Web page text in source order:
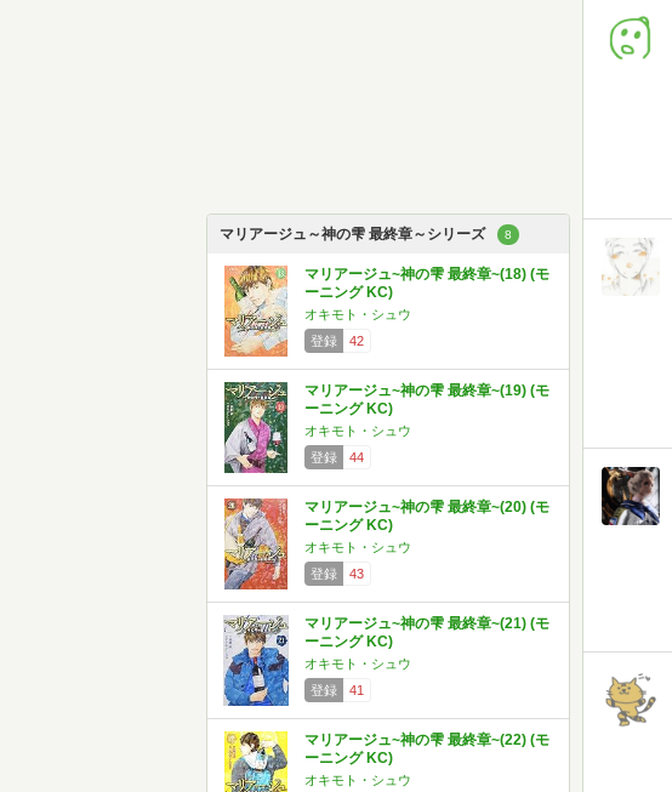
マリアージュ～神の雫 最終章～シリーズ 8
マリアージュ~神の雫 最終章~(18) (モ
ーニング KC)
オキモト・シュウ
登録
42
マリアージュ~神の雫 最終章~(19) (モ
ーニング KC)
オキモト・シュウ
登録
44
マリアージュ~神の雫 最終章~(20) (モ
ーニング KC)
オキモト・シュウ
登録
43
マリアージュ~神の雫 最終章~(21) (モ
ーニング KC)
オキモト・シュウ
登録
41
マリアージュ~神の雫 最終章~(22) (モ
ーニング KC)
オキモト・シュウ